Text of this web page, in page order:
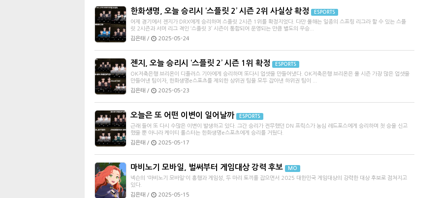
한화생명, 오늘 승리시 ‘스플릿 2’ 시즌 2위 사실상 확정 ESPORTS
어제 경기에서 젠지가 DRX에게 승리하며 스플릿 2시즌 1위를 확정지었다. 다만 올해는 일종의 스프링 리그라 할 수 있는 스플
릿 2시즌과 서머 리그 격인 ‘스플릿 3’ 시즌이 통합되어 운영되는 만큼 별도의 우승...
김은태 /
2025-05-24
젠지, 오늘 승리시 ‘스플릿 2’ 시즌 1위 확정 ESPORTS
OK저축은행 브리온이 디플러스 기아에게 승리하며 또다시 업셋을 만들어냈다. OK저축은행 브리온은 올 시즌 가장 많은 업셋을
만들어낸 팀이자, 한화생명e스포츠를 제외한 상위권 팀을 모두 잡아낸 하위권 팀이 ...
김은태 /
2025-05-23
오늘은 또 어떤 이변이 일어날까 ESPORTS
근래 들어 또 다시 수많은 이변이 발생하고 있다. 그간 승리가 전무했던 DN 프릭스가 농심 레드포스에게 승리하며 첫 승을 신고
했을 뿐 아니라 케이티 롤스터는 한화생명e스포츠에게 승리를 거뒀다.
김은태 /
2025-05-17
마비노기 모바일, 벌써부터 게임대상 강력 후보 MO
넥슨의 '마비노기 모바일'이 흥행과 게임성, 두 마리 토끼를 잡으면서 2025 대한민국 게임대상의 강력한 대상 후보로 점쳐지고
있다.
김은태 /
2025-05-15